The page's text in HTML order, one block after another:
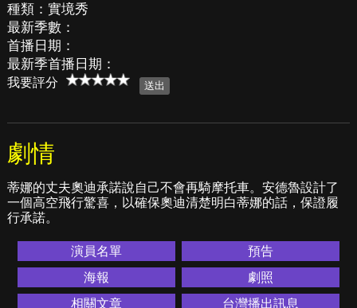
種類：實境秀
最新季數：
首播日期：
最新季首播日期：
我要評分
劇情
蒂娜的丈夫奧迪承諾說自己不會再騎摩托車。安德魯設計了
一個高空飛行驚喜，以確保奧迪清楚明白蒂娜的話，保證履
行承諾。
演員名單
預告
海報
劇照
相關文章
台灣播出訊息